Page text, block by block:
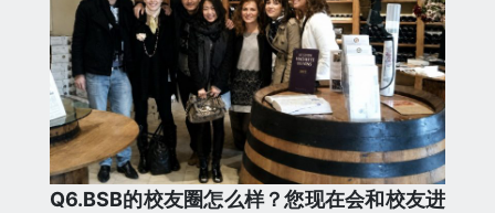
Q6.BSB的校友圈怎么样？您现在会和校友进